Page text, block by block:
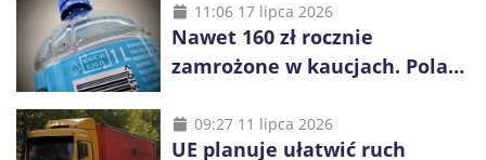
11:06 17 lipca 2026
Nawet 160 zł rocznie
zamrożone w kaucjach. Polacy
vouchery
09:27 11 lipca 2026
UE planuje ułatwić ruch